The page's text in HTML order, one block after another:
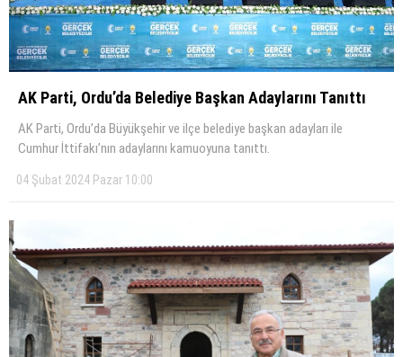
AK Parti, Ordu’da Belediye Başkan Adaylarını Tanıttı
AK Parti, Ordu’da Büyükşehir ve ilçe belediye başkan adayları ile
Cumhur İttifakı’nın adaylarını kamuoyuna tanıttı.
04 Şubat 2024 Pazar 10:00